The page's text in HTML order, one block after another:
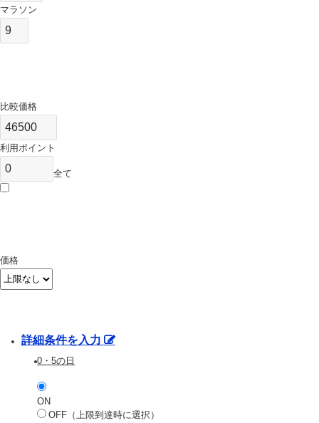
マラソン
比較価格
利用ポイント
全て
価格
詳細条件を入力
0・5の日
ON
OFF（上限到達時に選択）